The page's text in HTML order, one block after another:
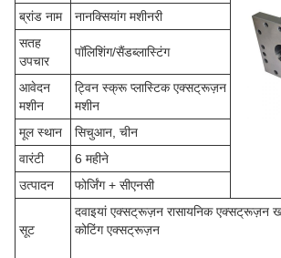
ब्रांड नाम
नानक्सियांग मशीनरी
सतह
उपचार
पॉलिशिंग/सैंडब्लास्टिंग
आवेदन
मशीन
ट्विन स्क्रू प्लास्टिक एक्सट्रूज़न
मशीन
मूल स्थान
सिचुआन, चीन
वारंटी
6 महीने
उत्पादन
फोर्जिंग + सीएनसी
सूट
दवाइयां एक्सट्रूज़न रासायनिक एक्सट्रूज़न
कोटिंग एक्सट्रूज़न